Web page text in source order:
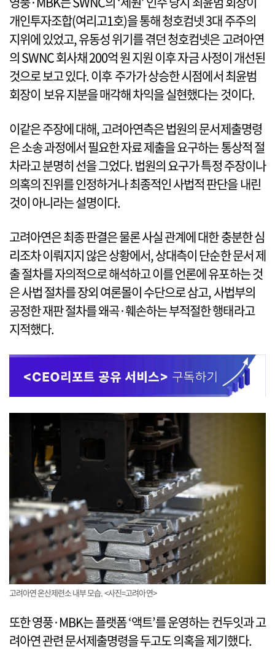
개인투자조합(여리고1호)을 통해 청호컴넷 3대 주주의
지위에 있었고, 유동성 위기를 겪던 청호컴넷은 고려아연
의 SWNC 회사채 200억 원 지원 이후 자금 사정이 개선된
것으로 보고 있다. 이후 주가가 상승한 시점에서 최윤범
회장이 보유 지분을 매각해 차익을 실현했다는 것이다.
이같은 주장에 대해, 고려아연측은 법원의 문서제출명령
은 소송 과정에서 필요한 자료 제출을 요구하는 통상적 절
차라고 분명히 선을 그었다. 법원의 요구가 특정 주장이나
의혹의 진위를 인정하거나 최종적인 사법적 판단을 내린
것이 아니라는 설명이다.
고려아연은 최종 판결은 물론 사실 관계에 대한 충분한 심
리조차 이뤄지지 않은 상황에서, 상대측이 단순한 문서 제
출 절차를 자의적으로 해석하고 이를 언론에 유포하는 것
은 사법 절차를 장외 여론몰이 수단으로 삼고, 사법부의
공정한 재판 절차를 왜곡·훼손하는 부적절한 행태라고
지적했다.
고려아연 온산제련소 내부 모습. <사진=고려아연>
또한 영풍·MBK는 플랫폼 ‘액트’를 운영하는 컨두잇과 고
려아연 관련 문서제출명령을 두고도 의혹을 제기했다.